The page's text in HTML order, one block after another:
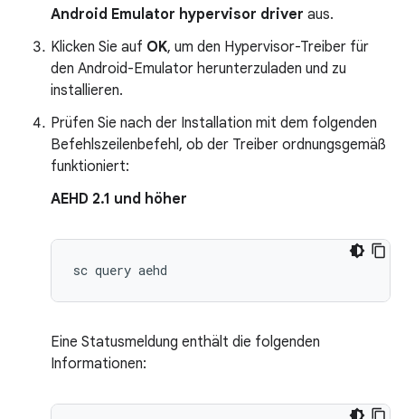
Android Emulator hypervisor driver aus.
Klicken Sie auf OK, um den Hypervisor-Treiber für
den Android-Emulator herunterzuladen und zu
installieren.
Prüfen Sie nach der Installation mit dem folgenden
Befehlszeilenbefehl, ob der Treiber ordnungsgemäß
funktioniert:
AEHD 2.1 und höher
Eine Statusmeldung enthält die folgenden
Informationen: